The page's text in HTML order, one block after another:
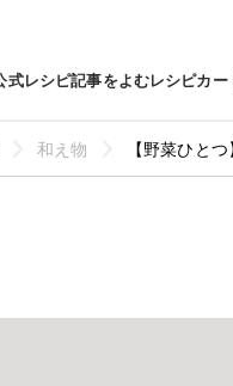
式レシピ記事をよむレシピカー
和え物 【野菜ひと